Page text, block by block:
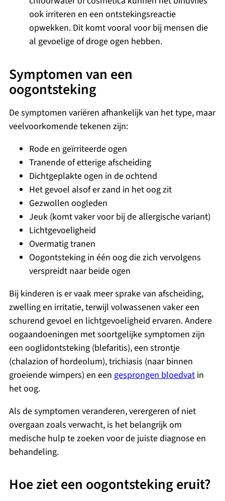
ook irriteren en een ontstekingsreactie
opwekken. Dit komt vooral voor bij mensen die
al gevoelige of droge ogen hebben.
Symptomen van een
oogontsteking
De symptomen variëren afhankelijk van het type, maar
veelvoorkomende tekenen zijn:
Rode en geïrriteerde ogen
Tranende of etterige afscheiding
Dichtgeplakte ogen in de ochtend
Het gevoel alsof er zand in het oog zit
Gezwollen oogleden
Jeuk (komt vaker voor bij de allergische variant)
Lichtgevoeligheid
Overmatig tranen
Oogontsteking in één oog die zich vervolgens
verspreidt naar beide ogen
Bij kinderen is er vaak meer sprake van afscheiding,
zwelling en irritatie, terwijl volwassenen vaker een
schurend gevoel en lichtgevoeligheid ervaren. Andere
oogaandoeningen met soortgelijke symptomen zijn
een ooglidontsteking (blefaritis), een strontje
(chalazion of hordeolum), trichiasis (naar binnen
groeiende wimpers) en een gesprongen bloedvat in
het oog.
Als de symptomen veranderen, verergeren of niet
overgaan zoals verwacht, is het belangrijk om
medische hulp te zoeken voor de juiste diagnose en
behandeling.
Hoe ziet een oogontsteking eruit?